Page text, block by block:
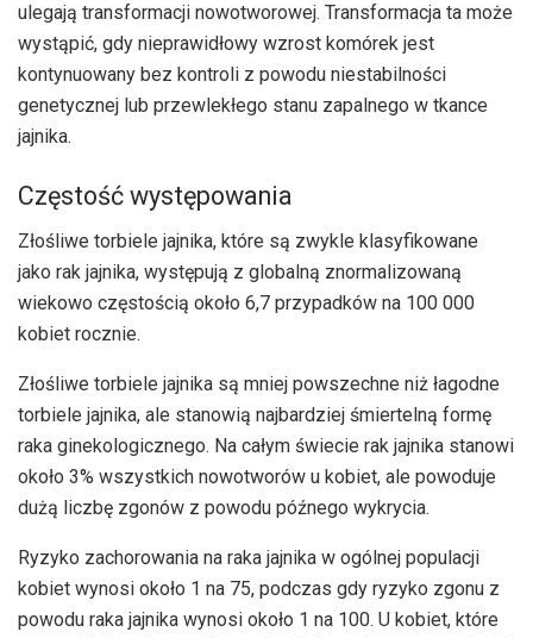
ulegają transformacji nowotworowej. Transformacja ta może
wystąpić, gdy nieprawidłowy wzrost komórek jest
kontynuowany bez kontroli z powodu niestabilności
genetycznej lub przewlekłego stanu zapalnego w tkance
jajnika.
Częstość występowania
Złośliwe torbiele jajnika, które są zwykle klasyfikowane
jako rak jajnika, występują z globalną znormalizowaną
wiekowo częstością około 6,7 przypadków na 100 000
kobiet rocznie.
Złośliwe torbiele jajnika są mniej powszechne niż łagodne
torbiele jajnika, ale stanowią najbardziej śmiertelną formę
raka ginekologicznego. Na całym świecie rak jajnika stanowi
około 3% wszystkich nowotworów u kobiet, ale powoduje
dużą liczbę zgonów z powodu późnego wykrycia.
Ryzyko zachorowania na raka jajnika w ogólnej populacji
kobiet wynosi około 1 na 75, podczas gdy ryzyko zgonu z
powodu raka jajnika wynosi około 1 na 100. U kobiet, które